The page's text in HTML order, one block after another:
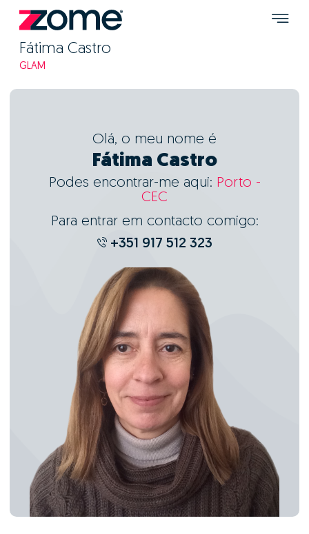
Fátima Castro
GLAM
Olá, o meu nome é
Fátima Castro
Podes encontrar-me aqui: Porto -
CEC
Para entrar em contacto comigo:
+351 917 512 323